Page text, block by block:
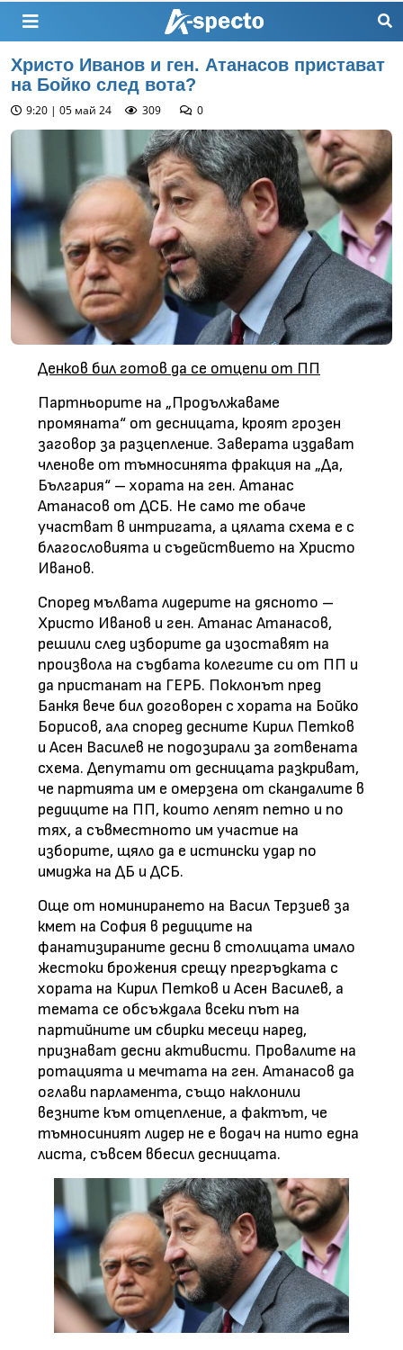
Христо Иванов и ген. Атанасов пристават
на Бойко след вота?
9:20 | 05 май 24 309 0
Денков бил готов да се отцепи от ПП
Партньорите на „Продължаваме
промяната“ от десницата, кроят грозен
заговор за разцепление. Заверата издават
членове от тъмносинята фракция на „Да,
България“ – хората на ген. Атанас
Атанасов от ДСБ. Не само те обаче
участват в интригата, а цялата схема е с
благословията и съдействието на Христо
Иванов.
Според мълвата лидерите на дясното –
Христо Иванов и ген. Атанас Атанасов,
решили след изборите да изоставят на
произвола на съдбата колегите си от ПП и
да пристанат на ГЕРБ. Поклонът пред
Банкя вече бил договорен с хората на Бойко
Борисов, ала според десните Кирил Петков
и Асен Василев не подозирали за готвената
схема. Депутати от десницата разкриват,
че партията им е омерзена от скандалите в
редиците на ПП, които лепят петно и по
тях, а съвместното им участие на
изборите, щяло да е истински удар по
имиджа на ДБ и ДСБ.
Още от номинирането на Васил Терзиев за
кмет на София в редиците на
фанатизираните десни в столицата имало
жестоки брожения срещу прегръдката с
хората на Кирил Петков и Асен Василев, а
темата се обсъждала всеки път на
партийните им сбирки месеци наред,
признават десни активисти. Провалите на
ротацията и мечтата на ген. Атанасов да
оглави парламента, също наклонили
везните към отцепление, а фактът, че
тъмносиният лидер не е водач на нито една
листа, съвсем вбесил десницата.